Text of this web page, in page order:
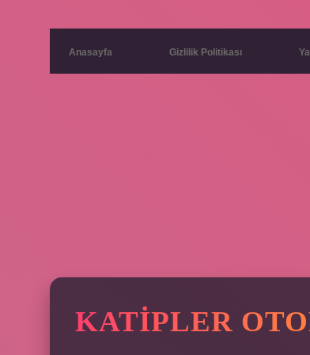
Anasayfa Gizlilik Politikası
KATIPLER